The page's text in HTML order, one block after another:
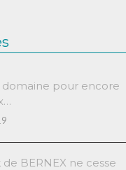
domaine pour encore
BERNEX ne cesse